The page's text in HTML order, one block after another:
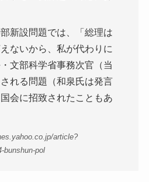
新設問題では、「総理は
ないから、私が代わりに
文部科学省事務次官（当
れる問題（和泉氏は発言
会に招致されたこともあ
article?
bunshun-pol